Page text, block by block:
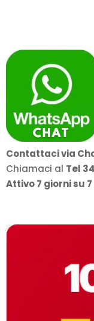
Contattaci via
Chiamaci al Tel
Attivo 7 giorni su 7